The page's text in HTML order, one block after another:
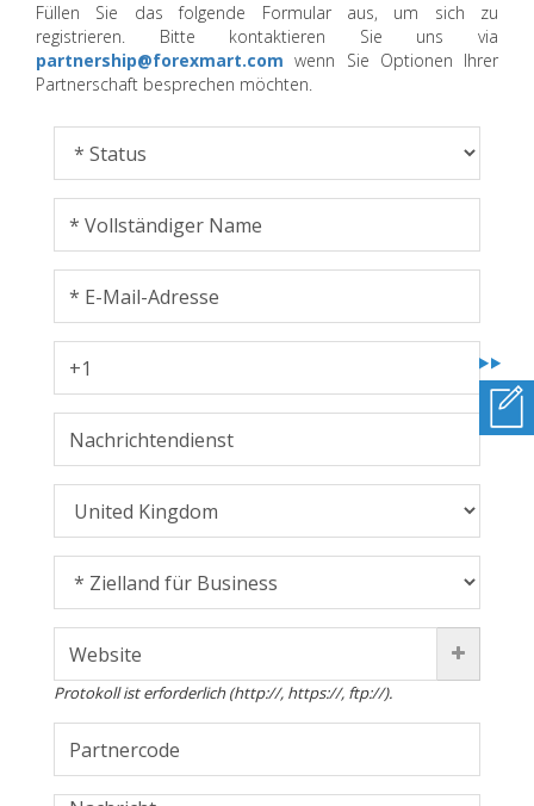
Füllen Sie das folgende Formular aus, um sich zu
registrieren. Bitte kontaktieren Sie uns via
partnership@forexmart.com wenn Sie Optionen Ihrer
Partnerschaft besprechen möchten.
Protokoll ist erforderlich (http://, https://, ftp://).